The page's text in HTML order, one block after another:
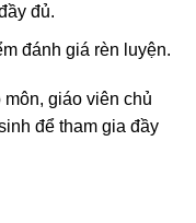
đủ.
đánh giá rèn luyện.
giáo viên chủ
để tham gia đầy